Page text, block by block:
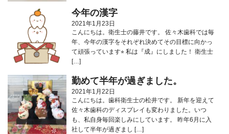
今年の漢字
2021年1月23日
こんにちは。衛生士の藤井です。 佐々木歯科では毎
年、今年の漢字をそれぞれ決めてその目標に向かっ
て頑張っています⭐︎ 私は『成』にしました！ 衛生士
[…]
勤めて半年が過ぎました。
2021年1月22日
こんにちは。歯科衛生士の松井です。 新年を迎えて
佐々木歯科のディスプレイも変わりました。いつ
も、私自身毎回楽しみにしています。 昨年6月に入
社して半年が過ぎまし […]